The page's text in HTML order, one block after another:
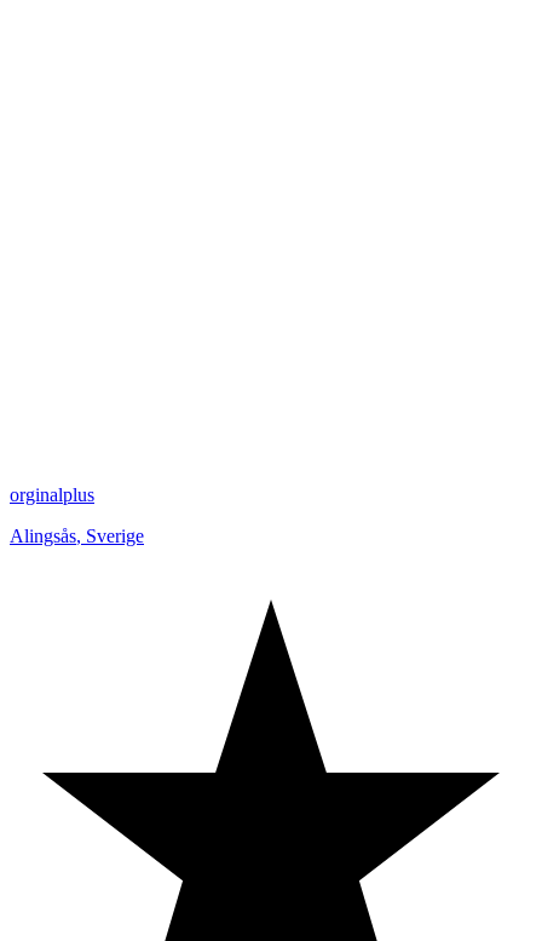
orginalplus
Alingsås, Sverige